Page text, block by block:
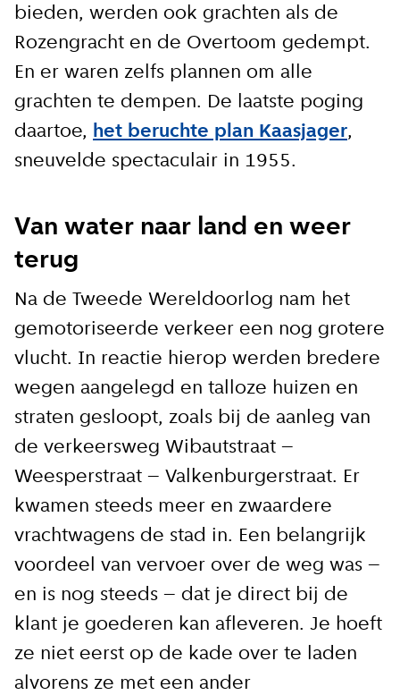
bieden, werden ook grachten als de
Rozengracht en de Overtoom gedempt.
En er waren zelfs plannen om alle
grachten te dempen. De laatste poging
daartoe, het beruchte plan Kaasjager,
sneuvelde spectaculair in 1955.
Van water naar land en weer
terug
Na de Tweede Wereldoorlog nam het
gemotoriseerde verkeer een nog grotere
vlucht. In reactie hierop werden bredere
wegen aangelegd en talloze huizen en
straten gesloopt, zoals bij de aanleg van
de verkeersweg Wibautstraat –
Weesperstraat – Valkenburgerstraat. Er
kwamen steeds meer en zwaardere
vrachtwagens de stad in. Een belangrijk
voordeel van vervoer over de weg was –
en is nog steeds – dat je direct bij de
klant je goederen kan afleveren. Je hoeft
ze niet eerst op de kade over te laden
alvorens ze met een ander